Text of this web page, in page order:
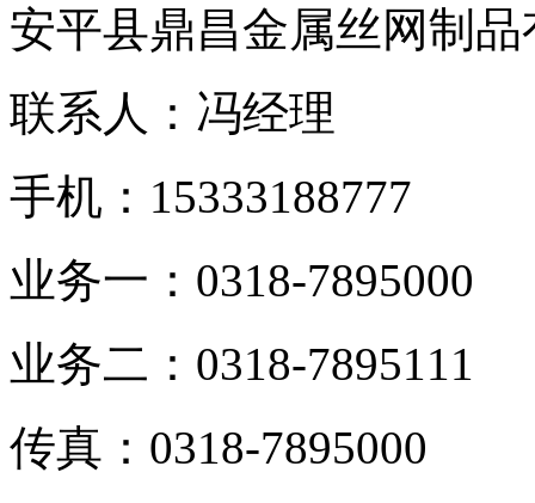
安平县鼎昌金属丝网制
联系人：冯经理
手机：15333188777
业务一：0318-7895000
业务二：0318-7895111
传真：0318-7895000